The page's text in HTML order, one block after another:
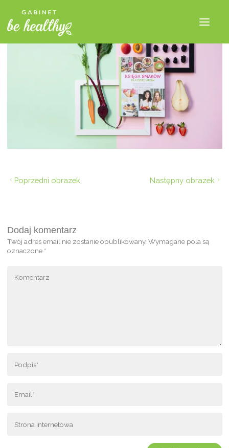
Poprzedni obrazek Następny obrazek
Dodaj komentarz
Twój adres email nie zostanie opublikowany. Wymagane pola są
oznaczone *